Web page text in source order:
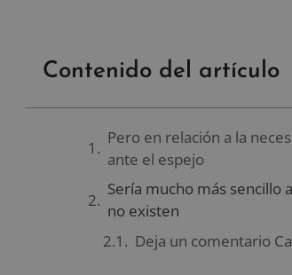
Contenido del artículo
Pero en relación a la
ante el espejo
Sería mucho más
no existen
Deja un comentario